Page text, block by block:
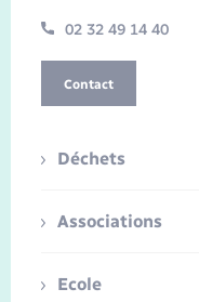
02 32 49 14 40
Contact
Déchets
Associations
Ecole